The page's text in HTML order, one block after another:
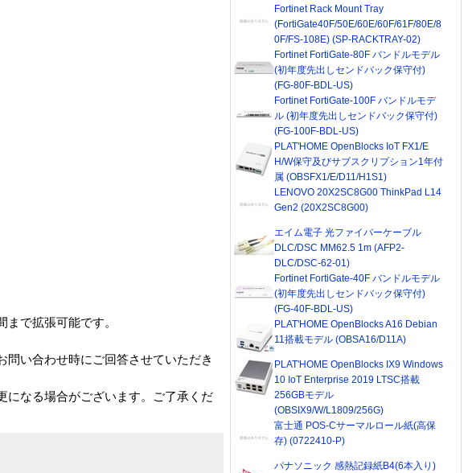
で拡張可能です。
い合わせ時にご回答させていただき
になる場合がございます。ご了承くだ
Fortinet Rack Mount Tray
(FortiGate40F/50E/60E/60F/61F/80E/8
0F/FS-108E) (SP-RACKTRAY-02)
Fortinet FortiGate-80F バンドルモデル
(初年度先出しセンドバック保守付)
(FG-80F-BDL-US)
Fortinet FortiGate-100F バンドルモデ
ル (初年度先出しセンドバック保守付)
(FG-100F-BDL-US)
PLAT'HOME OpenBlocks IoT FX1/E
H/W保守及びサブスクリプション1年付
属 (OBSFX1/E/D11/H1S1)
LENOVO 20X2SC8G00 ThinkPad L14
Gen2 (20X2SC8G00)
エイム電子 光ファイバーケーブル
DLC/DSC MM62.5 1m (AFP2-
DLC/DSC-62-01)
Fortinet FortiGate-40F バンドルモデル
(初年度先出しセンドバック保守付)
(FG-40F-BDL-US)
PLAT'HOME OpenBlocks A16 Debian
11搭載モデル (OBSA16/D11A)
PLAT'HOME OpenBlocks IX9 Windows
10 IoT Enterprise 2019 LTSC搭載
256GBモデル
(OBSIX9/W/L1809/256G)
富士通 POS-Cサーマルロール紙(高保
存) (0722410-P)
パナソニック 感熱記録紙B4(6本入り)